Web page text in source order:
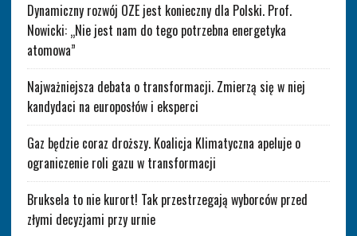
Dynamiczny rozwój OZE jest konieczny dla Polski. Prof.
Nowicki: „Nie jest nam do tego potrzebna energetyka
atomowa”
Najważniejsza debata o transformacji. Zmierzą się w niej
kandydaci na europosłów i eksperci
Gaz będzie coraz droższy. Koalicja Klimatyczna apeluje o
ograniczenie roli gazu w transformacji
Bruksela to nie kurort! Tak przestrzegają wyborców przed
złymi decyzjami przy urnie